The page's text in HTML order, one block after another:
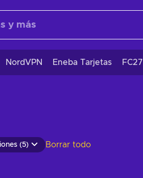
NordVPN Eneba Tarjetas FC27
(5) Borrar todo